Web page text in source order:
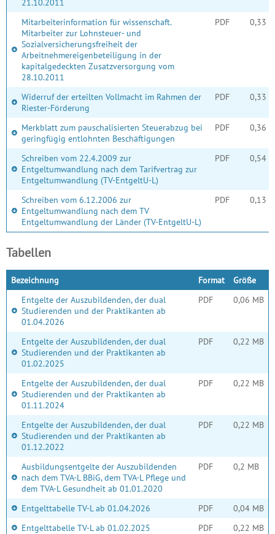
21.10.2011
Mitarbeiterinformation für wissenschaft.
Mitarbeiter zur Lohnsteuer- und
Sozialversicherungsfreiheit der
Arbeitnehmereigenbeteiligung in der
kapitalgedeckten Zusatzversorgung vom
28.10.2011
PDF 0,33
Widerruf der erteilten Vollmacht im Rahmen der
Riester-Förderung
PDF 0,33
Merkblatt zum pauschalisierten Steuerabzug bei
geringfügig entlohnten Beschäftigungen
PDF 0,36
Schreiben vom 22.4.2009 zur
Entgeltumwandlung nach dem Tarifvertrag zur
Entgeltumwandlung (TV-EntgeltU-L)
PDF 0,54
Schreiben vom 6.12.2006 zur
Entgeltumwandlung nach dem TV
Entgeltumwandlung der Länder (TV-EntgeltU-L)
PDF 0,13
Tabellen
Bezeichnung Format
Größe
Entgelte der Auszubildenden, der dual
Studierenden und der Praktikanten ab
01.04.2026
PDF 0,06 MB
Entgelte der Auszubildenden, der dual
Studierenden und der Praktikanten ab
01.02.2025
PDF 0,22 MB
Entgelte der Auszubildenden, der dual
Studierenden und der Praktikanten ab
01.11.2024
PDF 0,22 MB
Entgelte der Auszubildenden, der dual
Studierenden und der Praktikanten ab
01.12.2022
PDF 0,22 MB
Ausbildungsentgelte der Auszubildenden
nach dem TVA-L BBiG, dem TVA-L Pflege und
dem TVA-L Gesundheit ab 01.01.2020
PDF 0,2 MB
Entgelttabelle TV-L ab 01.04.2026 PDF
0,04 MB
Entgelttabelle TV-L ab 01.02.2025
PDF
0,22 MB